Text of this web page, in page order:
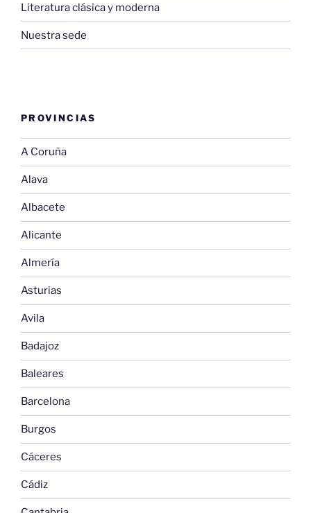
Literatura clásica y moderna
Nuestra sede
PROVINCIAS
A Coruña
Alava
Albacete
Alicante
Almería
Asturias
Avila
Badajoz
Baleares
Barcelona
Burgos
Cáceres
Cádiz